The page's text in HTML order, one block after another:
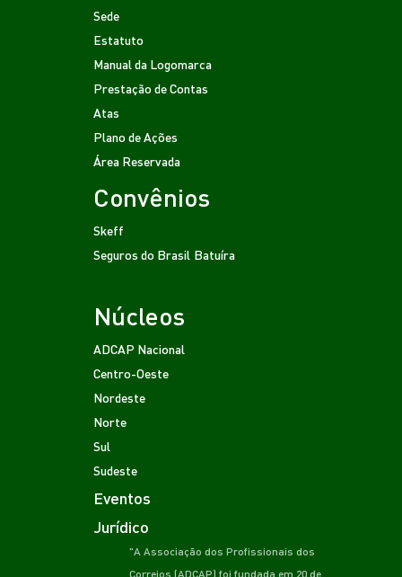
Sede
Estatuto
Manual da Logomarca
Prestação de Contas
Atas
Plano de Ações
Área Reservada
Convênios
Skeff
Seguros do Brasil Batuíra
Núcleos
ADCAP Nacional
Centro-Oeste
Nordeste
Norte
Sul
Sudeste
Eventos
Jurídico
"A Associação dos Profissionais dos
Correios (ADCAP) foi fundada em 20 de